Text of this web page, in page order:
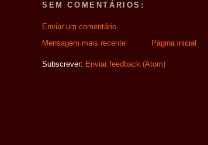
SEM COMENTÁRIOS:
Enviar um comentário
Mensagem mais recente
Página inicial
Subscrever: Enviar feedback (Atom)